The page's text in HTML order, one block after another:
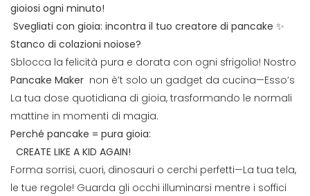
gioiosi ogni minuto!
Svegliati con gioia: incontra il tuo creatore di pancake ✨
Stanco di colazioni noiose?
Sblocca la felicità pura e dorata con ogni sfrigolio! Nostro
Pancake Maker non è’t solo un gadget da cucina—Esso’s
La tua dose quotidiana di gioia, trasformando le normali
mattine in momenti di magia.
Perché pancake = pura gioia:
CREATE LIKE A KID AGAIN!
Forma sorrisi, cuori, dinosauri o cerchi perfetti—La tua tela,
le tue regole! Guarda gli occhi illuminarsi mentre i soffici